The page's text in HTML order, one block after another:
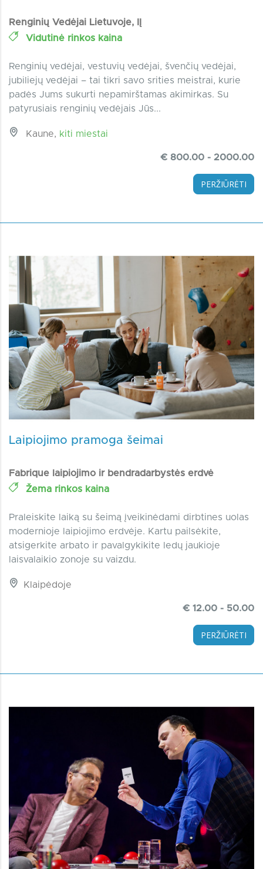
Renginių Vedėjai Lietuvoje, IĮ
Vidutinė rinkos kaina
Renginių vedėjai, vestuvių vedėjai, švenčių vedėjai,
jubiliejų vedėjai – tai tikri savo srities meistrai, kurie
padės Jums sukurti nepamirštamas akimirkas. Su
patyrusiais renginių vedėjais Jūs...
Kaune, kiti miestai
€ 800.00 - 2000.00
PERŽIŪRĖTI
Laipiojimo pramoga šeimai
Fabrique laipiojimo ir bendradarbystės erdvė
Žema rinkos kaina
Praleiskite laiką su šeimą įveikinėdami dirbtines uolas
modernioje laipiojimo erdvėje. Kartu pailsėkite,
atsigerkite arbato ir pavalgykikite ledų jaukioje
laisvalaikio zonoje su vaizdu.
Klaipėdoje
€ 12.00 - 50.00
PERŽIŪRĖTI